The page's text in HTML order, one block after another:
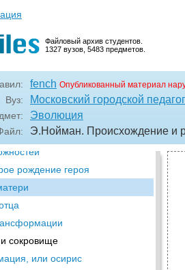
Файловый архив студентов.
1327 вузов, 5483 предметов.
fench Опубликованный материал
Вуз: Московский городской
Эволюция
Э.Нойман. Происхождение и
Мифологические стадии
Матери
сыном-любовником и
рождение героя
сокровище
или осирис